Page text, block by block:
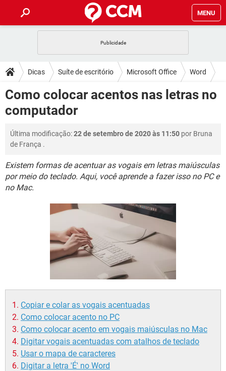
MENU
CELULAR FACEBOOK
OUTLOOK EXCEL
INSTAGRAM
DICAS
JOGOS
CELULAR FACEBOOK
OUTLOOK
INSTAGRAM GMAIL
DOWNLOADS
JOGOS
OUTLOOK
INSTAGRAM GMAIL
GUIA DE COMPRAS
FÓRUM
JOGOS WHATSAPP
OUTLOOK EXCEL
INSTAGRAM
GUIA DE COMPRAS
GLOSSÁRIO
JOGOS WHATSAPP
CELULAR FACEBOOK
GMAIL
GUIA DE COMPRAS
Dicas Suíte de escritório Microsoft Office Word
Como colocar acentos nas letras no
computador
Última modificação:22 de setembro de 2020 às 11:50 por Bruna
de França .
Existem formas de acentuar as vogais em letras maiúsculas
por meio do teclado. Aqui, você aprende a fazer isso no PC e
no Mac.
Copiar e colar as vogais acentuadas
Como colocar acento no PC
Como colocar acento em vogais maiúsculas no Mac
Digitar vogais acentuadas com atalhos de teclado
Usar o mapa de caracteres
Digitar a letra 'É' no Word